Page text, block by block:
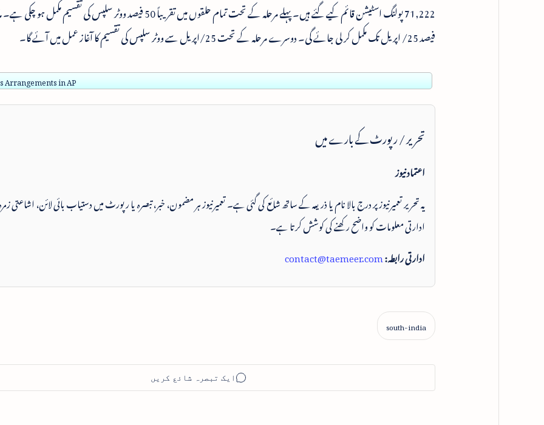
فیصد 25/ اپریل تک مکمل کر لی جائے گی۔ دوسرے مرحلہ کے تحت 25/اپریل سے ووٹر سلپس کی تقسیم کا آغاز عمل میں آئے گا۔
Arrangements in AP
تحریر / رپورٹ کے بارے میں
اعتماد نیوز
یہ تحریر تعمیرنیوز پر درج بالا نام یا ذریعہ کے ساتھ شائع کی گئی ہے۔ تعمیرنیوز ہر مضمون، خبر، تبصرہ یا رپورٹ میں دستیاب بائی لائن، اشاعتی
ادارتی معلومات کو واضح رکھنے کی کوشش کرتا ہے۔
ادارتی رابطہ:contact@taemeer.com